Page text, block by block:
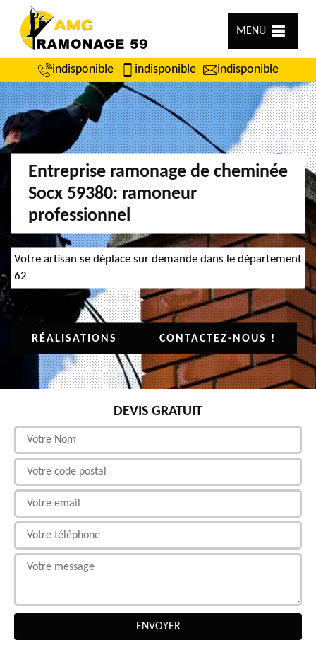
MENU
indisponible indisponible indisponible
Entreprise ramonage de cheminée
Socx 59380: ramoneur
professionnel
Votre artisan se déplace sur demande dans le département
62
RÉALISATIONS CONTACTEZ-NOUS !
DEVIS GRATUIT